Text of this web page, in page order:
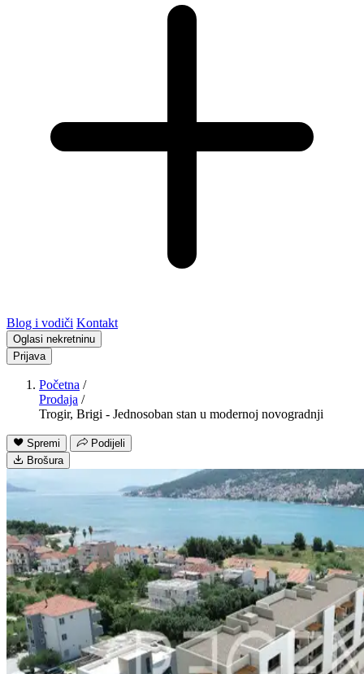
Blog i vodiči Kontakt
Oglasi nekretninu
Prijava
Početna /
Prodaja /
Trogir, Brigi - Jednosoban stan u modernoj novogradnji
Spremi
Podijeli
Brošura